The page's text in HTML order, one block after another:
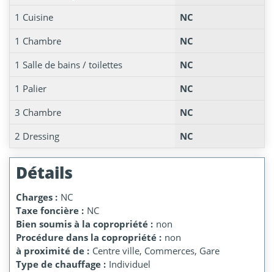
1 Cuisine
NC
1 Chambre
NC
1 Salle de bains / toilettes
NC
1 Palier
NC
3 Chambre
NC
2 Dressing
NC
Détails
Charges : NC
Taxe foncière : NC
Bien soumis à la copropriété : non
Procédure dans la copropriété : non
à proximité de : Centre ville, Commerces, Gare
Type de chauffage : Individuel